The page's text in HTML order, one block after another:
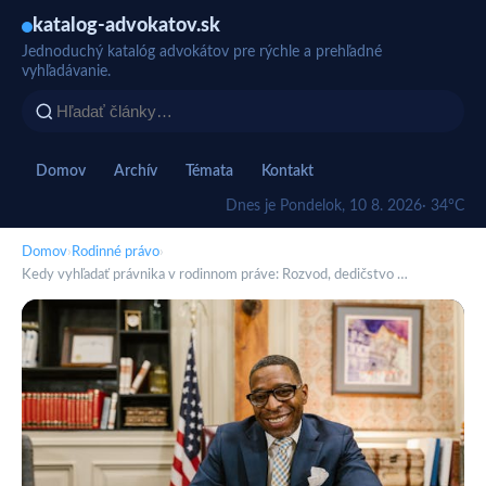
katalog-advokatov.sk
Jednoduchý katalóg advokátov pre rýchle a prehľadné
vyhľadávanie.
Domov Archív Témata Kontakt
Dnes je Pondelok, 10 8. 2026· 34°C
Domov› Rodinné právo›
Kedy vyhľadať právnika v rodinnom práve: Rozvod, dedičstvo …